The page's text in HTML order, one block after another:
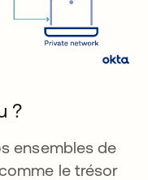
?
ensembles de
le trésor